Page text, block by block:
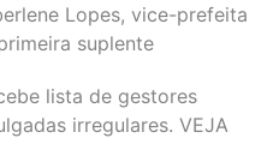
Lopes, vice-prefeita
suplente
lista de gestores
irregulares. VEJA